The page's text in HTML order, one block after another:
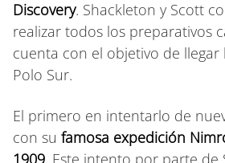
Discovery. Shackleton y Scott
realizar todos los preparativos
cuenta con el objetivo de llegar
Polo Sur.
El primero en intentarlo de
con su famosa expedición
1909. Este intento por parte de